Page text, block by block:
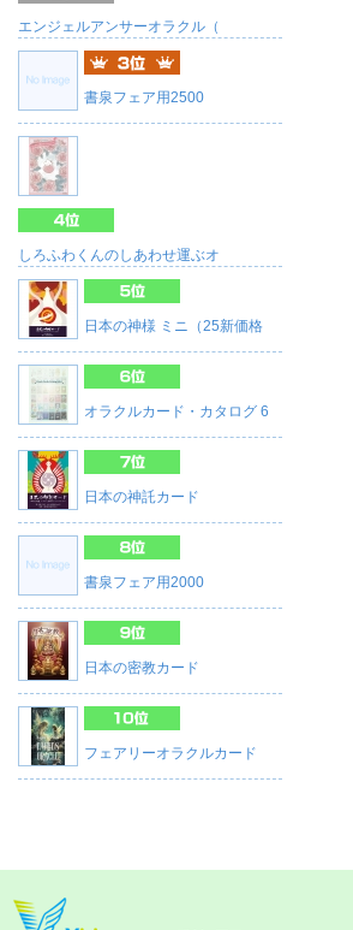
エンジェルアンサーオラクル（
書泉フェア用2500
しろふわくんのしあわせ運ぶオ
日本の神様 ミニ（25新価格
オラクルカード・カタログ 6
日本の神託カード
書泉フェア用2000
日本の密教カード
フェアリーオラクルカード